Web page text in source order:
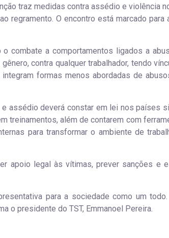
traz medidas contra assédio e violência
regramento. O encontro está marcado para
combate a comportamentos ligados a
contra qualquer trabalhador, tendo
formas menos abordadas de
assédio deverá constar em lei nos países
treinamentos, além de contarem com
para transformar o ambiente de
apoio legal às vítimas, prever sanções e
para a sociedade como um
o presidente do TST, Emmanoel Pereira.